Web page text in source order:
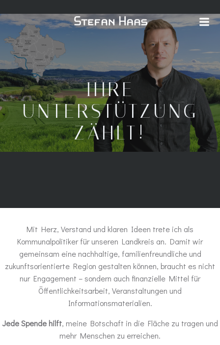
Inhalt
springen
IHRE
UNTERSTÜTZUNG
ZÄHLT!
Mit Herz, Verstand und klaren Ideen trete ich als
Kommunalpolitiker für unseren Landkreis an. Damit wir
gemeinsam eine nachhaltige, familienfreundliche und
zukunftsorientierte Region gestalten können, braucht es nicht
nur Engagement – sondern auch finanzielle Mittel für
Öffentlichkeitsarbeit, Veranstaltungen und
Informationsmaterialien.
Jede Spende hilft, meine Botschaft in die Fläche zu tragen und
mehr Menschen zu erreichen.